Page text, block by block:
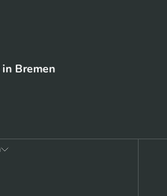
Bremen
zu Element 1
zu Element 2
zu Element 3